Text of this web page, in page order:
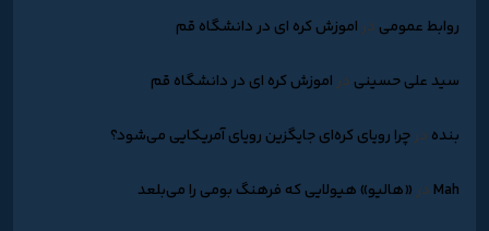
روابط عمومی دراموزش کره ای در دانشگاه قم
سید علی حسینی دراموزش کره ای در دانشگاه قم
بنده درچرا رویای کره‌ای جایگزین رویای آمریکایی می‌شود؟
Mah در«هالیو» هیولایی که فرهنگ بومی را می‌بلعد